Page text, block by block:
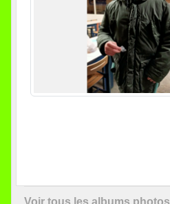
Voir tous les albums photos